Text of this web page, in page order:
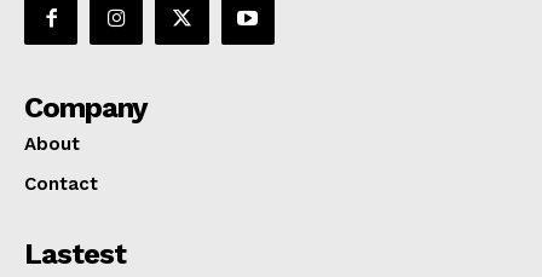
Company
About
Contact
Lastest